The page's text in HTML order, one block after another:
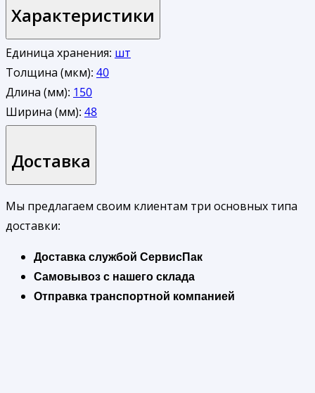
Характеристики
Единица хранения: шт
Толщина (мкм): 40
Длина (мм): 150
Ширина (мм): 48
Доставка
Мы предлагаем своим клиентам три основных типа
доставки:
Доставка службой СервисПак
Самовывоз с нашего склада
Отправка транспортной компанией